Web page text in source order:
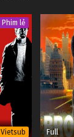
Phim lẻ
Vietsub Full